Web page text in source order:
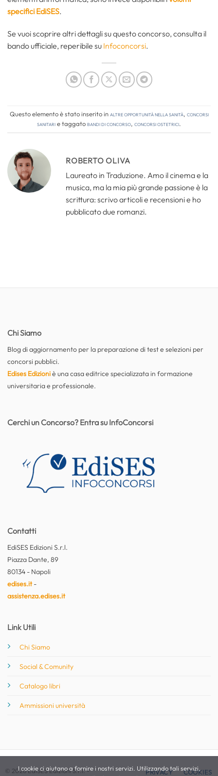
specifici EdiSES.
Se vuoi scoprire altri dettagli su questo concorso, consulta il
bando ufficiale, reperibile su Infoconcorsi.
Questo elemento è stato inserito inAltre opportunità nella sanità, Concorsi
Sanitarie taggatobandi di concorso, concorsi ostetrici.
ROBERTO OLIVA
Laureato in Traduzione. Amo il cinema e la
musica, ma la mia più grande passione è la
scrittura: scrivo articoli e recensioni e ho
pubblicato due romanzi.
Chi Siamo
Blog di aggiornamento per la preparazione di test e selezioni per
concorsi pubblici.
Edises Edizioniè una casa editrice specializzata in formazione
universitaria e professionale.
Contatti
EdiSES Edizioni S.r.l.
Piazza Dante, 89
80134 - Napoli
edises.it-
assistenza.edises.it
Link Utili
Chi Siamo
Social & Comunity
Catalogo libri
Ammissioni università
Cerchi un Concorso? Entra su InfoConcorsi
© 2026 EdiSES Edizioni S.r.l. - PRIVACY COOKIES
I cookie ci aiutano a fornire i nostri servizi. Utilizzando tali servizi,